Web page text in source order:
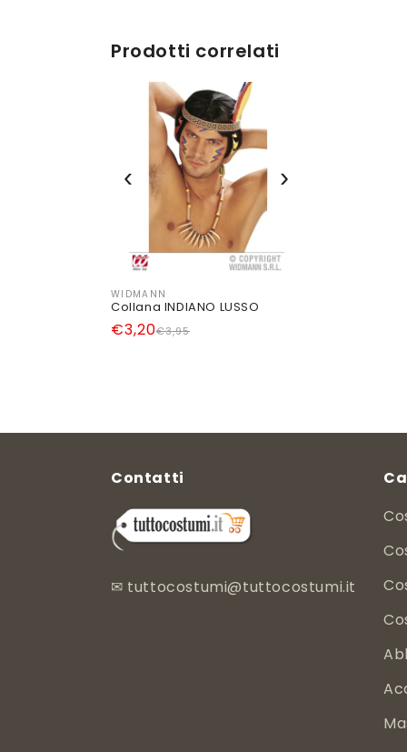
Prodotti correlati
‹ ›
Produttore:
WIDMANN
Collana INDIANO LUSSO
Prezzo€3,95
Prezzo
€3,20
Contatti
✉ tuttocostumi@tuttocostumi.it